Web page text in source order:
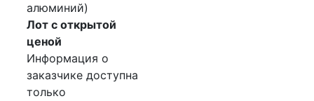
алюминий)
Лот с открытой
ценой
Информация о
заказчике доступна
только